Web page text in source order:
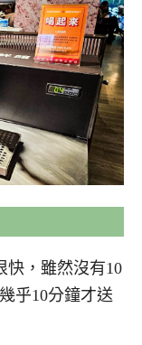
快，雖然沒有10
乎10分鐘才送